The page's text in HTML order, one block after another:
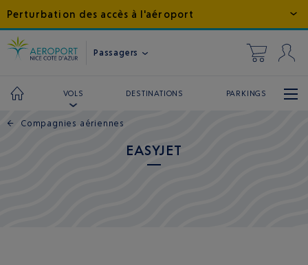
Perturbation des accès à l'aéroport
Passagers
VOLS DESTINATIONS PARKINGS
← Compagnies aériennes
EASYJET